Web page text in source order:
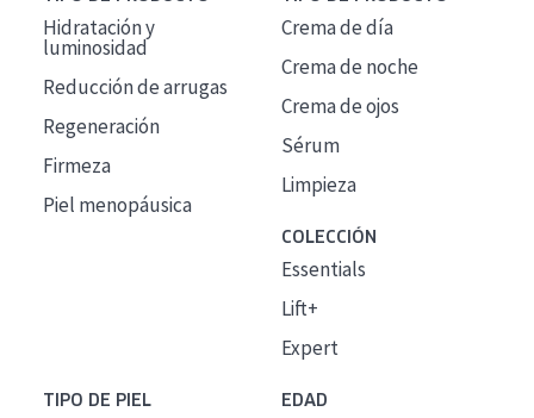
Hidratación y
luminosidad
Reducción de arrugas
Regeneración
Firmeza
Piel menopáusica
Crema de día
Crema de noche
Crema de ojos
Sérum
Limpieza
COLECCIÓN
Essentials
Lift+
Expert
TIPO DE PIEL EDAD